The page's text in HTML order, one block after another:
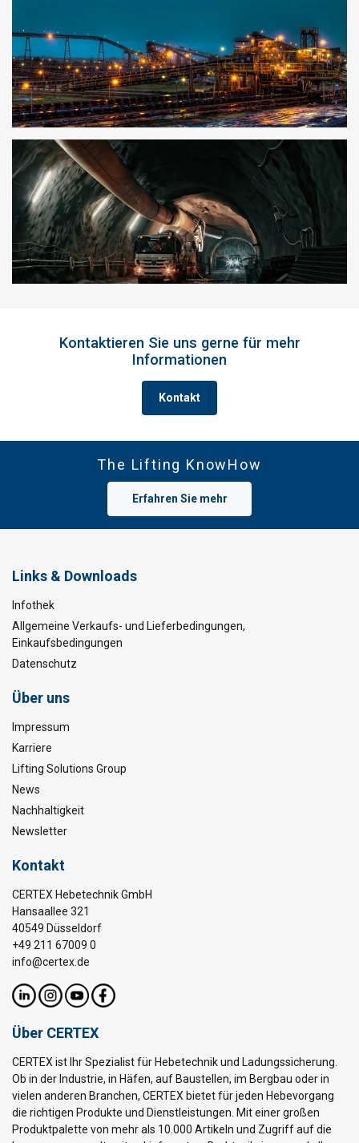
Kontaktieren Sie uns gerne für mehr
Informationen
Kontakt
The Lifting KnowHow
Erfahren Sie mehr
Links & Downloads
Infothek
Allgemeine Verkaufs- und Lieferbedingungen,
Einkaufsbedingungen
Datenschutz
Über uns
Impressum
Karriere
Lifting Solutions Group
News
Nachhaltigkeit
Newsletter
Kontakt
CERTEX Hebetechnik GmbH
Hansaallee 321
40549 Düsseldorf
+49 211 67009 0
info@certex.de
Über CERTEX
CERTEX ist Ihr Spezialist für Hebetechnik und Ladungssicherung.
Ob in der Industrie, in Häfen, auf Baustellen, im Bergbau oder in
vielen anderen Branchen, CERTEX bietet für jeden Hebevorgang
die richtigen Produkte und Dienstleistungen. Mit einer großen
Produktpalette von mehr als 10.000 Artikeln und Zugriff auf die
mit anderen Informationen kombinieren, die Sie
ihnen bereitgestellt haben oder die sie im
Rahmen Ihrer Nutzung ihrer Dienste gesammelt
haben. Datenschutzrichtlinie
Unbedingt
erforderlich
Performance Targeting
Funktionalität Unklassifizierte
ALLE AKZEPTIEREN